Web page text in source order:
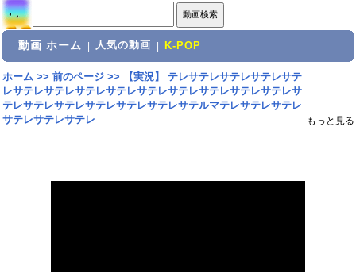
動画 ホーム 人気の動画 K-POP
ホーム>> 前のページ>>
【実況】 テレサテレサテレサテレサテ
レサテレサテレサテレサテレサテレサテレサテレサテレサテレサ
テレサテレサテレサテレサテレサテレサテルマテレサテレサテレ
サテレサテレサテレ
もっと見る